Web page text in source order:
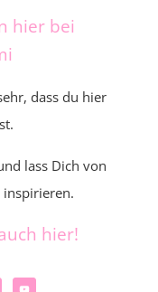
hier bei
dass du hier
lass Dich von
inspirieren.
hier!